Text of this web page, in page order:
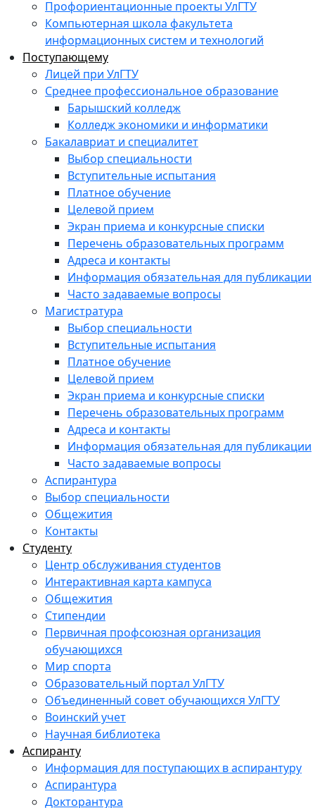
Профориентационные проекты УлГТУ
Компьютерная школа факультета
информационных систем и технологий
Поступающему
Лицей при УлГТУ
Среднее профессиональное образование
Барышский колледж
Колледж экономики и информатики
Бакалавриат и специалитет
Выбор специальности
Вступительные испытания
Платное обучение
Целевой прием
Экран приема и конкурсные списки
Перечень образовательных программ
Адреса и контакты
Информация обязательная для публикации
Часто задаваемые вопросы
Магистратура
Выбор специальности
Вступительные испытания
Платное обучение
Целевой прием
Экран приема и конкурсные списки
Перечень образовательных программ
Адреса и контакты
Информация обязательная для публикации
Часто задаваемые вопросы
Аспирантура
Выбор специальности
Общежития
Контакты
Студенту
Центр обслуживания студентов
Интерактивная карта кампуса
Общежития
Стипендии
Первичная профсоюзная организация
обучающихся
Мир спорта
Образовательный портал УлГТУ
Объединенный совет обучающихся УлГТУ
Воинский учет
Научная библиотека
Аспиранту
Информация для поступающих в аспирантуру
Аспирантура
Докторантура